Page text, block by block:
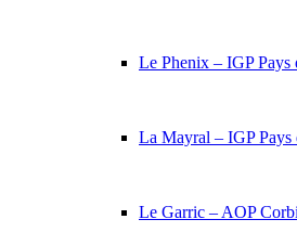
Le Phenix – IGP Pays
La Mayral – IGP Pays
Le Garric – AOP